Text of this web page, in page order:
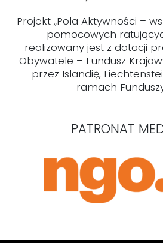
Projekt „Pola Aktywności –
pomocowych
realizowany jest z dotacji
Obywatele – Fundusz
przez Islandię,
ramach
PATRONAT